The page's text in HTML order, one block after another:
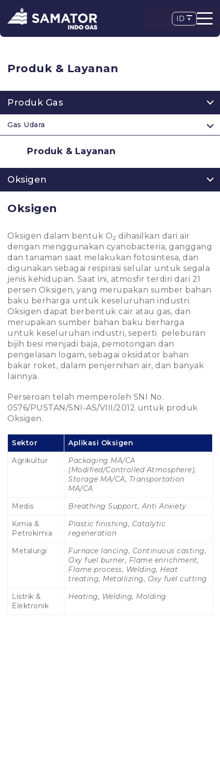
ID
Produk & Layanan
Produk Gas
Gas Udara
Produk & Layanan
Oksigen
Oksigen
Oksigen dalam bentuk O2 dihasilkan dari air
dengan menggunakan cyanobacteria, ganggang
dan tanaman saat melakukan fotosintesa, dan
digunakan sebagai respirasi selular untuk segala
jenis kehidupan. Saat ini, atmosfir terdiri dari 21
persen Oksigen, yang merupakan sumber bahan
baku berharga untuk keseluruhan industri.
Oksigen dapat berbentuk cair atau gas, dan
merupakan sumber bahan baku berharga
untuk keseluruhan industri, seperti peleburan
bijih besi menjadi baja, pemotongan dan
pengelasan logam, sebagai oksidator bahan
bakar roket, dalam penjernihan air, dan banyak
lainnya.
Perseroan telah memperoleh SNI No.
0576/PUSTAN/SNI-AS/VIII/2012 untuk produk
Oksigen.
Sektor
Aplikasi Oksigen
Agrikultur
Packaging MA/CA
(Modified/Controlled Atmosphere),
Storage MA/CA, Transportation
MA/CA
Medis
Breathing Support, Anti Anxiety
Kimia &
Petrokimia
Plastic finishing, Catalytic
regeneration
Metalurgi
Furnace lancing, Continuous casting,
Oxy fuel burner, Flame enrichment,
Flame process, Welding, Heat
treating, Metallizing, Oxy fuel cutting
Listrik &
Elektronik
Heating, Welding, Molding